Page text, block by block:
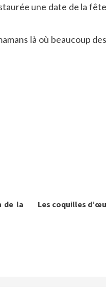
une date de la
là où beaucoup
de la
Les coquilles